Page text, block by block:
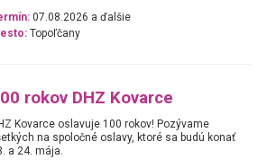
07.08.2026 a ďalšie
Topoľčany
rokov DHZ Kovarce
Kovarce oslavuje 100 rokov! Pozývame
na spoločné oslavy, ktoré sa budú konať
a 24. mája.